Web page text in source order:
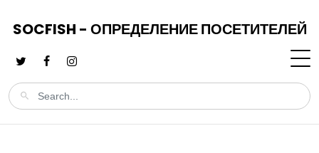
SOCFISH - ОПРЕДЕЛЕНИЕ ПОСЕТИТЕЛЕЙ